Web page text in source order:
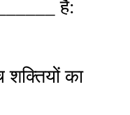
है:
शक्तियों का